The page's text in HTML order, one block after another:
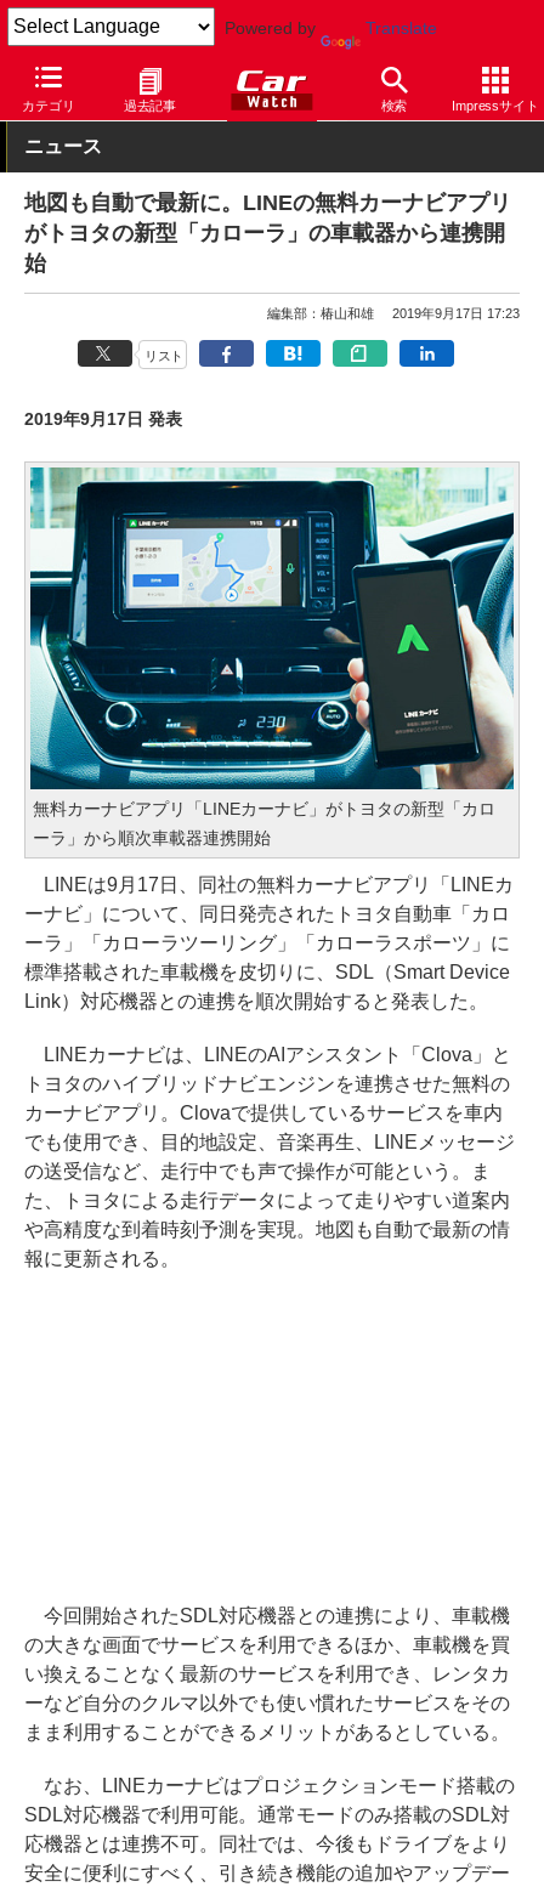
Powered by Translate
カテゴリ 過去記事 検索 Impressサイト
Car Watch 自動車 トヨタ カローラ
ニュース
地図も自動で最新に。LINEの無料カーナビアプリ
がトヨタの新型「カローラ」の車載器から連携開
始
編集部：椿山和雄 2019年9月17日 17:23
リスト
2019年9月17日 発表
無料カーナビアプリ「LINEカーナビ」がトヨタの新型「カロ
ーラ」から順次車載器連携開始
LINEは9月17日、同社の無料カーナビアプリ「LINEカ
ーナビ」について、同日発売されたトヨタ自動車「カロ
ーラ」「カローラツーリング」「カローラスポーツ」に
標準搭載された車載機を皮切りに、SDL（Smart Device
Link）対応機器との連携を順次開始すると発表した。
LINEカーナビは、LINEのAIアシスタント「Clova」と
トヨタのハイブリッドナビエンジンを連携させた無料の
カーナビアプリ。Clovaで提供しているサービスを車内
でも使用でき、目的地設定、音楽再生、LINEメッセージ
の送受信など、走行中でも声で操作が可能という。ま
た、トヨタによる走行データによって走りやすい道案内
や高精度な到着時刻予測を実現。地図も自動で最新の情
報に更新される。
今回開始されたSDL対応機器との連携により、車載機
の大きな画面でサービスを利用できるほか、車載機を買
い換えることなく最新のサービスを利用でき、レンタカ
ーなど自分のクルマ以外でも使い慣れたサービスをその
まま利用することができるメリットがあるとしている。
なお、LINEカーナビはプロジェクションモード搭載の
SDL対応機器で利用可能。通常モードのみ搭載のSDL対
応機器とは連携不可。同社では、今後もドライブをより
安全に便利にすべく、引き続き機能の追加やアップデー